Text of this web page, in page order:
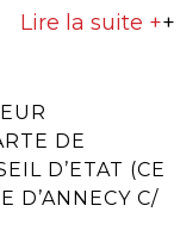
Lire la suite ++
DE
D’ETAT (CE
D’ANNECY C/